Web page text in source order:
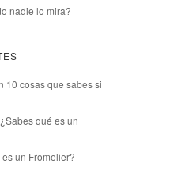
nadie lo mira?
10 cosas que sabes si
¿Sabes qué es un
un Fromelier?